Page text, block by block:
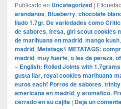
Publicado en Uncategorized |
arandanos, Blueberry, chocolate
liado 1.7gr. De variedades como
de sabores, fresa, girl scout cookies
de marihuana en madrid, mango kush,
madrid, Metatags1 METATAGS:
madrid, muy fuerte, o les da pereza,
– English: Rolled Joints with
gusta liar, royal cookies marihuana
euros each! Porros de sabores, trinity
americana en madrid, y aromatico.
cerrado en su cajita | Deja un